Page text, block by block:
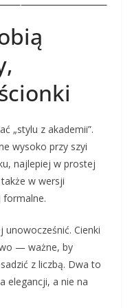
„stylu z akademii”.
wysoko przy szyi
najlepiej w prostej
w wersji
formalne.
unowocześnić. Cienki
— ważne, by
z liczbą. Dwa to
elegancji, a nie na